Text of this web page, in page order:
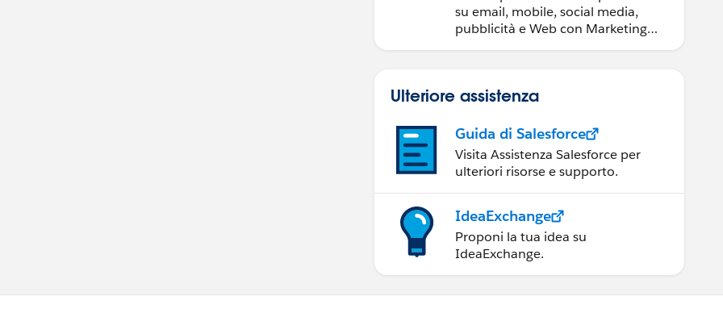
su email, mobile, social media,
pubblicità e Web con Marketing
Ulteriore assistenza
Guida di Salesforce
Visita Assistenza Salesforce per
ulteriori risorse e supporto.
IdeaExchange
Proponi la tua idea su
IdeaExchange.